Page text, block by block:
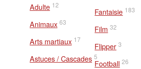
Adulte 12
Animaux 63
Arts martiaux 17
Astuces / Cascades 5
Fantaisie 183
Film 32
Flipper 3
Football 26